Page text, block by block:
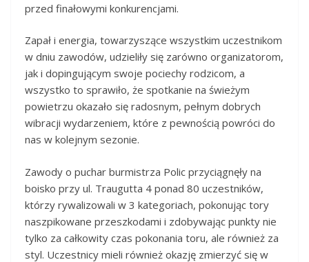
przed finałowymi konkurencjami.
Zapał i energia, towarzyszące wszystkim uczestnikom
w dniu zawodów, udzieliły się zarówno organizatorom,
jak i dopingującym swoje pociechy rodzicom, a
wszystko to sprawiło, że spotkanie na świeżym
powietrzu okazało się radosnym, pełnym dobrych
wibracji wydarzeniem, które z pewnością powróci do
nas w kolejnym sezonie.
Zawody o puchar burmistrza Polic przyciągnęły na
boisko przy ul. Traugutta 4 ponad 80 uczestników,
którzy rywalizowali w 3 kategoriach, pokonując tory
naszpikowane przeszkodami i zdobywając punkty nie
tylko za całkowity czas pokonania toru, ale również za
styl. Uczestnicy mieli również okazję zmierzyć się w